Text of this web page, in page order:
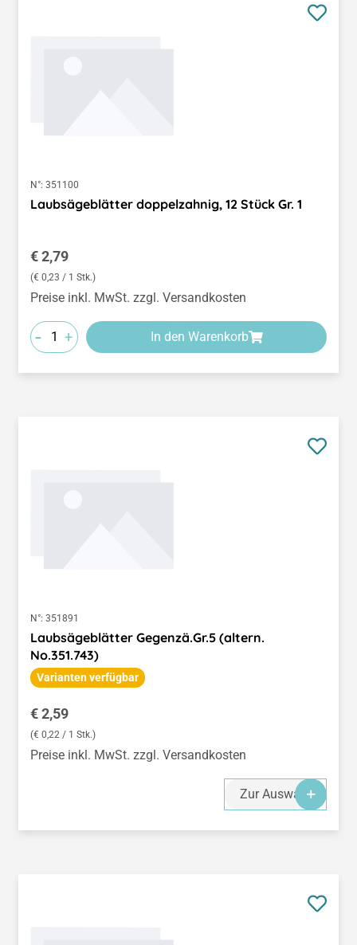
N°: 351100
Laubsägeblätter doppelzahnig, 12 Stück Gr. 1
Regulärer Preis:
€ 2,79
(€ 0,23 / 1 Stk.)
Preise inkl. MwSt. zzgl. Versandkosten
- + In den Warenkorb
N°: 351891
Laubsägeblätter Gegenzä.Gr.5 (altern.
No.351.743)
Varianten verfügbar
Regulärer Preis:
€ 2,59
(€ 0,22 / 1 Stk.)
Preise inkl. MwSt. zzgl. Versandkosten
Zur Auswahl